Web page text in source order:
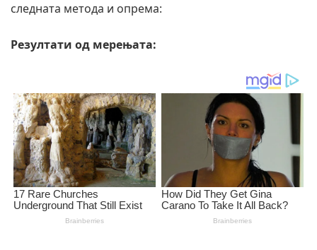
следната метода и опрема:
Резултати од мерењата: